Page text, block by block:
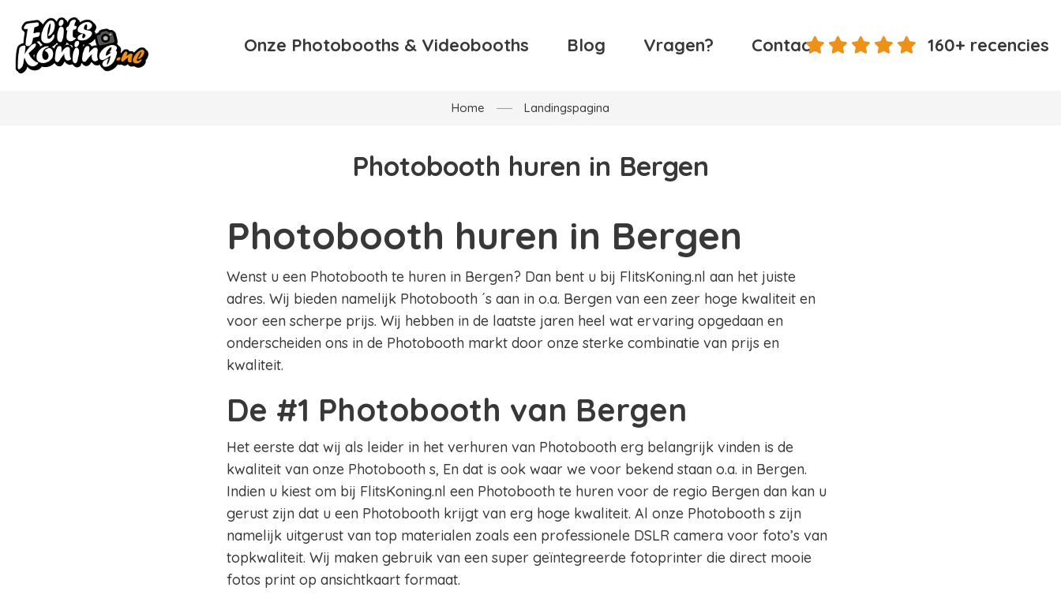
Onze Photobooths & Videobooths Blog Vragen? Contact 160+ recencies
Home Landingspagina
Photobooth huren in Bergen
Photobooth huren in Bergen
Wenst u een Photobooth te huren in Bergen? Dan bent u bij FlitsKoning.nl aan het juiste
adres. Wij bieden namelijk Photobooth ´s aan in o.a. Bergen van een zeer hoge kwaliteit en
voor een scherpe prijs. Wij hebben in de laatste jaren heel wat ervaring opgedaan en
onderscheiden ons in de Photobooth markt door onze sterke combinatie van prijs en
kwaliteit.
De #1 Photobooth van Bergen
Het eerste dat wij als leider in het verhuren van Photobooth erg belangrijk vinden is de
kwaliteit van onze Photobooth s, En dat is ook waar we voor bekend staan o.a. in Bergen.
Indien u kiest om bij FlitsKoning.nl een Photobooth te huren voor de regio Bergen dan kan u
gerust zijn dat u een Photobooth krijgt van erg hoge kwaliteit. Al onze Photobooth s zijn
namelijk uitgerust van top materialen zoals een professionele DSLR camera voor foto’s van
topkwaliteit. Wij maken gebruik van een super geïntegreerde fotoprinter die direct mooie
fotos print op ansichtkaart formaat.